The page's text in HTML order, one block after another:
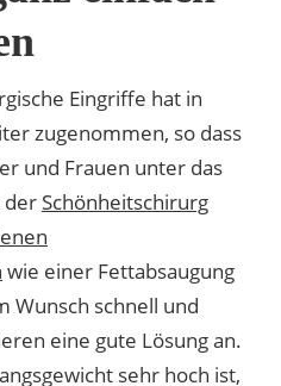
Eingriffe hat in
zugenommen, so dass
und Frauen unter das
der Schönheitschirurg
wie einer Fettabsaugung
Wunsch schnell und
eine gute Lösung an.
sehr hoch ist,